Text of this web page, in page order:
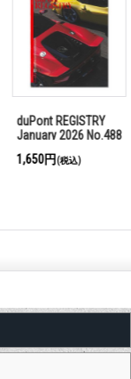
duPont REGISTRY
January 2026 No.488
1,650円(税込)